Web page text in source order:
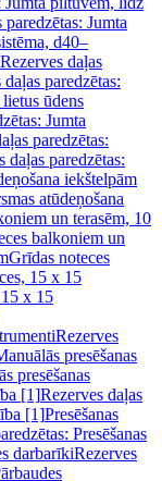
paredzētas: Jumta
d40–
Rezerves daļas
paredzētas:
ūdens
Jumta
paredzētas:
daļas paredzētas:
iekštelpām
atūdeņošana
un terasēm, 10
balkoniem un
Grīdas noteces
15 x 15
15 x 15
Rezerves
presēšanas
presēšanas
[1]Rezerves daļas
[1]Presēšanas
Presēšanas
darbarīkiRezerves